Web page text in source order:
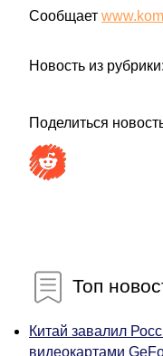
Сообщает
Новость из рубрики:
Поделиться
Топ
Китай завалил
видеокартами